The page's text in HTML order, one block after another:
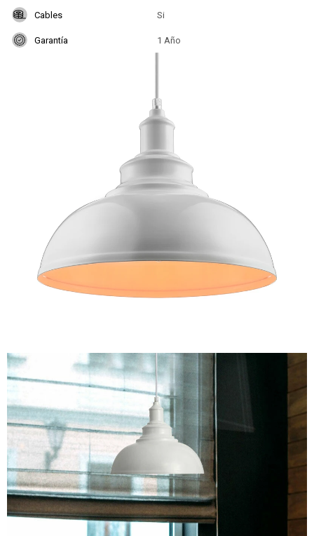
Cables Si
Garantía 1 Año